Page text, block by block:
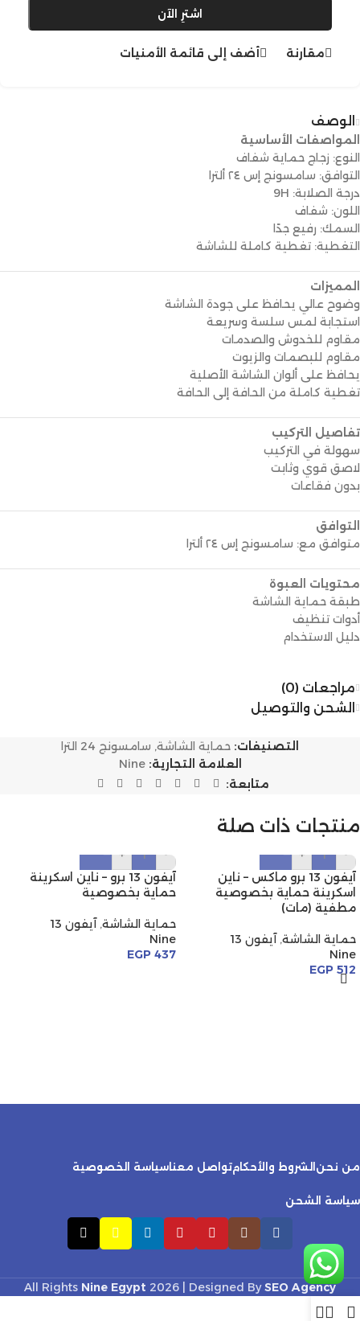
اشترِ الآن
مقارنة أضف إلى قائمة الأمنيات
الوصف
المواصفات الأساسية
النوع: زجاج حماية شفاف
التوافق: سامسونج إس ٢٤ ألترا
درجة الصلابة: 9H
اللون: شفاف
السمك: رفيع جدًا
التغطية: تغطية كاملة للشاشة
المميزات
وضوح عالي يحافظ على جودة الشاشة
استجابة لمس سلسة وسريعة
مقاوم للخدوش والصدمات
مقاوم للبصمات والزيوت
يحافظ على ألوان الشاشة الأصلية
تغطية كاملة من الحافة إلى الحافة
تفاصيل التركيب
سهولة في التركيب
لاصق قوي وثابت
بدون فقاعات
التوافق
متوافق مع: سامسونج إس ٢٤ ألترا
محتويات العبوة
طبقة حماية الشاشة
أدوات تنظيف
دليل الاستخدام
مراجعات (0)
الشحن والتوصيل
التصنيفات: حماية الشاشة, سامسونج 24 الترا
العلامة التجارية:Nine
متابعة:
منتجات ذات صلة
-
+
آيفون 13 برو ماكس – ناين
اسكرينة حماية بخصوصية
مطفية (مات)
حماية الشاشة, آيفون 13
Nine
EGP 512
-
+
آيفون 13 برو – ناين اسكرينة
حماية بخصوصية
حماية الشاشة, آيفون 13
Nine
EGP 437
من نحن الشروط والأحكامتواصل معناسياسة الخصوصية
سياسة الشحن
All Rights Nine Egypt 2026 | Designed BySEO Agency